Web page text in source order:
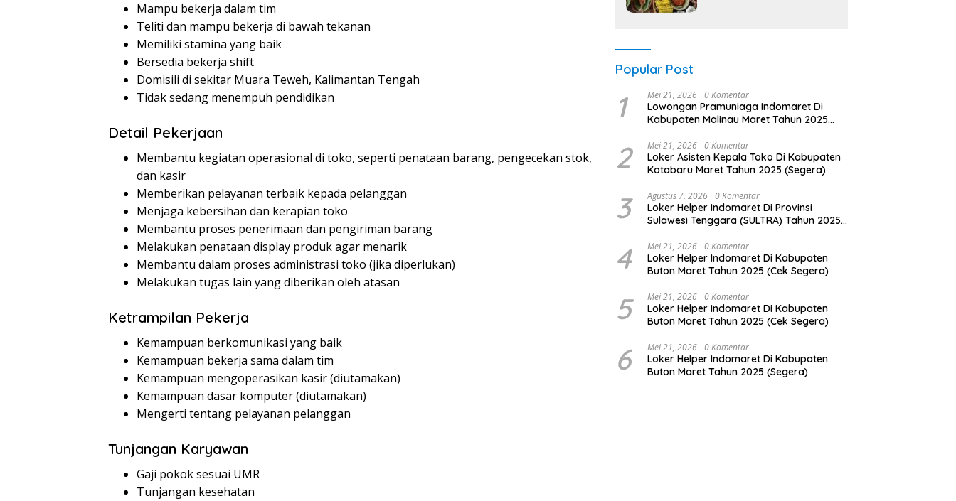
Mampu bekerja dalam tim
Teliti dan mampu bekerja di bawah tekanan
Memiliki stamina yang baik
Bersedia bekerja shift
Domisili di sekitar Muara Teweh, Kalimantan Tengah
Tidak sedang menempuh pendidikan
Detail Pekerjaan
Membantu kegiatan operasional di toko, seperti penataan barang, pengecekan stok,
dan kasir
Memberikan pelayanan terbaik kepada pelanggan
Menjaga kebersihan dan kerapian toko
Membantu proses penerimaan dan pengiriman barang
Melakukan penataan display produk agar menarik
Membantu dalam proses administrasi toko (jika diperlukan)
Melakukan tugas lain yang diberikan oleh atasan
Ketrampilan Pekerja
Kemampuan berkomunikasi yang baik
Kemampuan bekerja sama dalam tim
Kemampuan mengoperasikan kasir (diutamakan)
Kemampuan dasar komputer (diutamakan)
Mengerti tentang pelayanan pelanggan
Tunjangan Karyawan
Gaji pokok sesuai UMR
Tunjangan kesehatan
Popular Post
1 Mei 21, 2026 0 Komentar
Lowongan Pramuniaga Indomaret Di
Kabupaten Malinau Maret Tahun 2025
2 Mei 21, 2026 0 Komentar
Loker Asisten Kepala Toko Di Kabupaten
Kotabaru Maret Tahun 2025 (Segera)
3 Agustus 7, 2026 0 Komentar
Loker Helper Indomaret Di Provinsi
Sulawesi Tenggara (SULTRA) Tahun 2025
Sekarang)
4 Mei 21, 2026 0 Komentar
Loker Helper Indomaret Di Kabupaten
Buton Maret Tahun 2025 (Cek Segera)
5 Mei 21, 2026 0 Komentar
Loker Helper Indomaret Di Kabupaten
Buton Maret Tahun 2025 (Cek Segera)
6 Mei 21, 2026 0 Komentar
Loker Helper Indomaret Di Kabupaten
Buton Maret Tahun 2025 (Segera)